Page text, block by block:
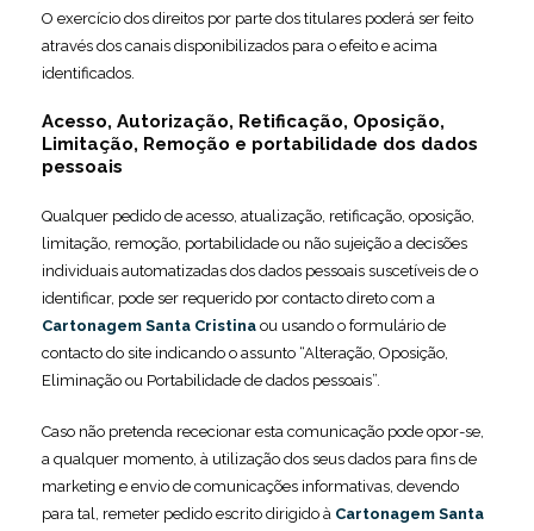
O exercício dos direitos por parte dos titulares poderá ser feito
através dos canais disponibilizados para o efeito e acima
identificados.
Acesso, Autorização, Retificação, Oposição,
Limitação, Remoção e portabilidade dos dados
pessoais
Qualquer pedido de acesso, atualização, retificação, oposição,
limitação, remoção, portabilidade ou não sujeição a decisões
individuais automatizadas dos dados pessoais suscetíveis de o
identificar, pode ser requerido por contacto direto com a
Cartonagem Santa Cristina ou usando o formulário de
contacto do site indicando o assunto “Alteração, Oposição,
Eliminação ou Portabilidade de dados pessoais”.
Caso não pretenda rececionar esta comunicação pode opor-se,
a qualquer momento, à utilização dos seus dados para fins de
marketing e envio de comunicações informativas, devendo
para tal, remeter pedido escrito dirigido à Cartonagem Santa